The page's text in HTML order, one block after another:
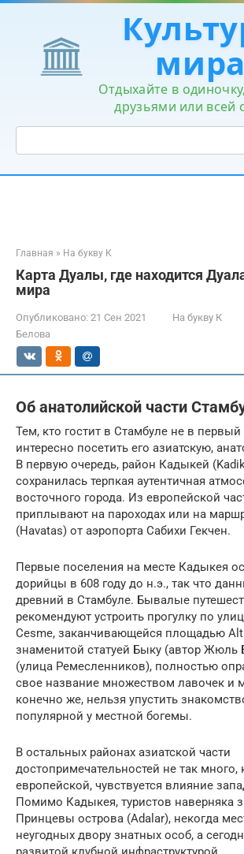
Перейти
контенту
мира
Отдыхайте в
друзьями или всей
Поиск:
Главная » На букву К
Карта Дуалы, где находится
мира
Опубликовано: 21 Сен 2021 На букву К
Белова
Об анатолийской части
Тем, кто гостит в Стамбуле не в первый
интересно посетить его азиатскую,
В первую очередь, район Кадыкей
сохранилась терпкая аутентичная
восточного города. Из европейской
приплывают на пароходах или на
(Havatas) от аэропорта Сабихи Гекчен.
Первые поселения на месте Кадыкея
дорийцы в 608 году до н.э., так что
древний в Стамбуле. Бывалые
рекомендуют устроить прогулку по
Cesme, заканчивающейся площадью
знаменитой статуей Быку (автор Жюль
(улица Ремесленников), полностью
свое название множеством лавочек и
конечно же, нельзя упустить
популярной у местной богемы.
В остальных районах азиатской части
достопримечательностей не так много,
европейской, чувствуется влияние
Помимо Кадыкея, туристов наверняка
Принцевы острова (Adalar), некогда
неугодных двору знатных особ, а